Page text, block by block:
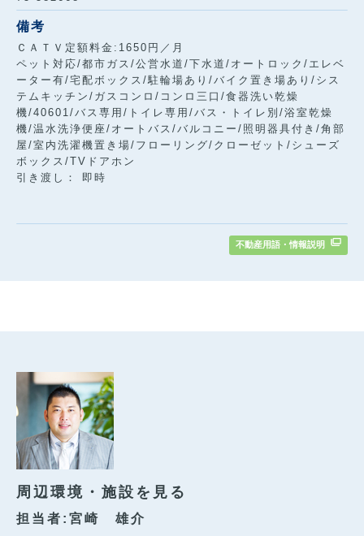
備考
ＣＡＴＶ定額料金:1650円／月
ペット対応/都市ガス/公営水道/下水道/オートロック/エレベ
ーター有/宅配ボックス/駐輪場あり/バイク置き場あり/シス
テムキッチン/ガスコンロ/コンロ三口/食器洗い乾燥
機/40601/バス専用/トイレ専用/バス・トイレ別/浴室乾燥
機/温水洗浄便座/オートバス/バルコニー/照明器具付き/角部
屋/室内洗濯機置き場/フローリング/クローゼット/シューズ
ボックス/TVドアホン
引き渡し： 即時
不動産用語・情報説明
周辺環境・施設を見る
担当者:宮崎 雄介